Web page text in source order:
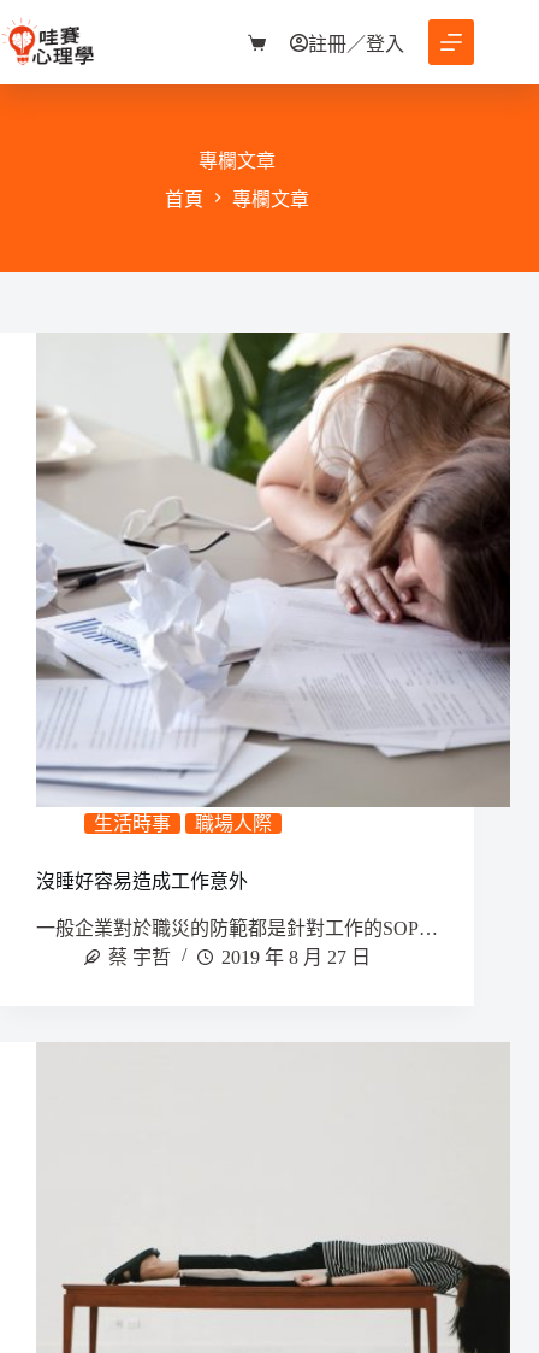
至
購
物
註冊／登入
專欄文章
首頁
專欄文章
生活時事 職場人際
沒睡好容易造成工作意外
一般企業對於職災的防範都是針對工作的SOP…
蔡 宇哲
2019 年 8 月 27 日